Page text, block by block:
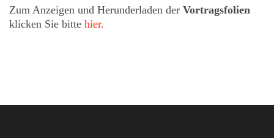
Zum Anzeigen und Herunderladen der Vortragsfolien
klicken Sie bitte hier.